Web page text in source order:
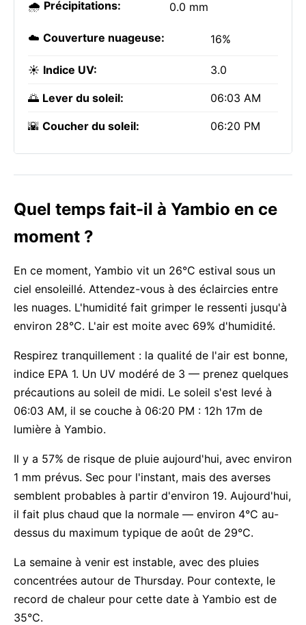
🌧️ Précipitations: 0.0 mm
☁️ Couverture nuageuse: 16%
☀️ Indice UV: 3.0
🌅 Lever du soleil: 06:03 AM
🌇 Coucher du soleil: 06:20 PM
Quel temps fait-il à Yambio en ce
moment ?
En ce moment, Yambio vit un 26°C estival sous un
ciel ensoleillé. Attendez-vous à des éclaircies entre
les nuages. L'humidité fait grimper le ressenti jusqu'à
environ 28°C. L'air est moite avec 69% d'humidité.
Respirez tranquillement : la qualité de l'air est bonne,
indice EPA 1. Un UV modéré de 3 — prenez quelques
précautions au soleil de midi. Le soleil s'est levé à
06:03 AM, il se couche à 06:20 PM : 12h 17m de
lumière à Yambio.
Il y a 57% de risque de pluie aujourd'hui, avec environ
1 mm prévus. Sec pour l'instant, mais des averses
semblent probables à partir d'environ 19. Aujourd'hui,
il fait plus chaud que la normale — environ 4°C au-
dessus du maximum typique de août de 29°C.
La semaine à venir est instable, avec des pluies
concentrées autour de Thursday. Pour contexte, le
record de chaleur pour cette date à Yambio est de
35°C.